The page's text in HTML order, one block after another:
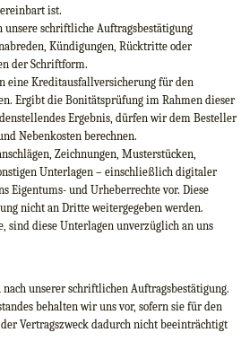
ist.
schriftliche Auftragsbestätigung
Kündigungen, Rücktritte oder
der Schriftform.
eine Kreditausfallversicherung für den
Ergibt die Bonitätsprüfung im Rahmen dieser
Ergebnis, dürfen wir dem Besteller
Nebenkosten berechnen.
Zeichnungen, Musterstücken,
Unterlagen – einschließlich digitaler
Eigentums- und Urheberrechte vor. Diese
nicht an Dritte weitergegeben werden.
sind diese Unterlagen unverzüglich an uns
unserer schriftlichen Auftragsbestätigung.
behalten wir uns vor, sofern sie für den
Vertragszweck dadurch nicht beeinträchtigt